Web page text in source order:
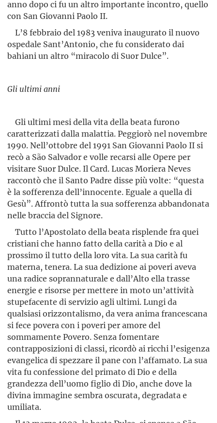
anno dopo ci fu un altro importante incontro, quello
con San Giovanni Paolo II.
L’8 febbraio del 1983 veniva inaugurato il nuovo
ospedale Sant’Antonio, che fu considerato dai
bahiani un altro “miracolo di Suor Dulce”.
Gli ultimi anni
Gli ultimi mesi della vita della beata furono
caratterizzati dalla malattia. Peggiorò nel novembre
1990. Nell’ottobre del 1991 San Giovanni Paolo II si
recò a São Salvador e volle recarsi alle Opere per
visitare Suor Dulce. Il Card. Lucas Moriera Neves
raccontò che il Santo Padre disse più volte: “questa
è la sofferenza dell’innocente. Eguale a quella di
Gesù”. Affrontò tutta la sua sofferenza abban­donata
nelle braccia del Signore.
Tutto l’Apostolato della beata risplende fra quei
cristiani che hanno fatto della carità a Dio e al
prossimo il tutto della loro vita. La sua carità fu
materna, tenera. La sua dedizione ai poveri aveva
una radice soprannaturale e dall’Alto ella trasse
energie e risorse per mettere in moto un’attività
stupefacente di servizio agli ultimi. Lungi da
qualsiasi orizzontalismo, da vera anima francescana
si fece povera con i poveri per amore del
sommamente Povero. Senza fomentare
contrapposizioni di classi, ricordò ai ricchi l’esigenza
evangelica di spezzare il pane con l’affamato. La sua
vita fu confessione del primato di Dio e della
grandezza dell’uomo figlio di Dio, anche dove la
divina immagine sembra oscurata, degradata e
umiliata.